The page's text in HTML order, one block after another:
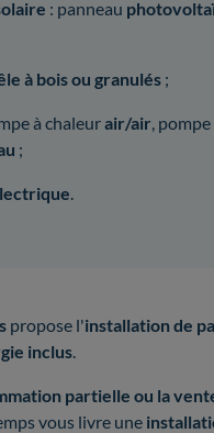
: panneau
à bois ou granulés ;
à chaleurair/air,
;
.
propose l'installation de
inclus.
partielle ou la
vous livre une